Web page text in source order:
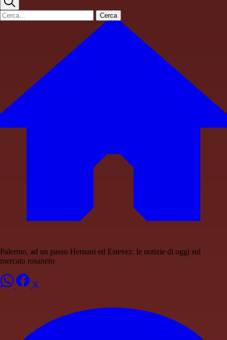
Cerca
Palermo, ad un passo Hernani ed Estevez: le notizie di oggi sul
mercato rosanero